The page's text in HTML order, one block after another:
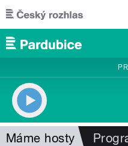
Přejít k hlavnímu obsahu
Máme hosty